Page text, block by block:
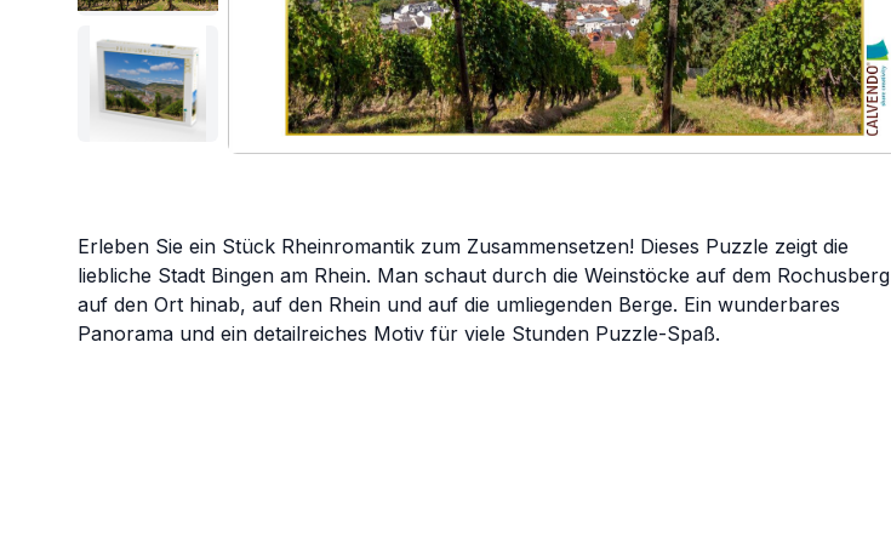
Erleben Sie ein Stück Rheinromantik zum Zusammensetzen! Dieses Puzzle zeigt die
liebliche Stadt Bingen am Rhein. Man schaut durch die Weinstöcke auf dem Rochusberg
auf den Ort hinab, auf den Rhein und auf die umliegenden Berge. Ein wunderbares
Panorama und ein detailreiches Motiv für viele Stunden Puzzle-Spaß.